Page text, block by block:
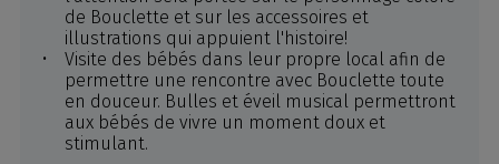
de Bouclette et sur les accessoires et
illustrations qui appuient l'histoire!
Visite des bébés dans leur propre local afin de
permettre une rencontre avec Bouclette toute
en douceur. Bulles et éveil musical permettront
aux bébés de vivre un moment doux et
stimulant.